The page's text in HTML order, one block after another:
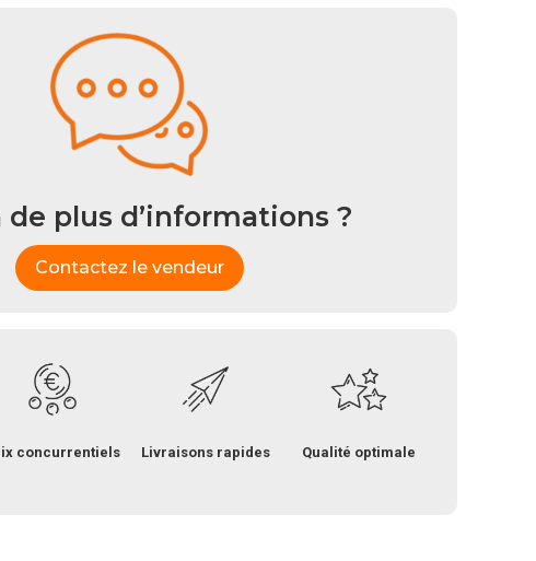
de plus d’informations ?
Contactez le vendeur
concurrentiels Livraisons rapides Qualité optimale